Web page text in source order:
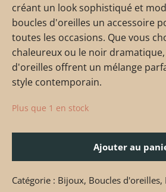
créant un look sophistiqué et
boucles d'oreilles un accessoire
toutes les occasions. Que vous
chaleureux ou le noir
d'oreilles offrent un mélange
style contemporain.
Plus que 1 en stock
Ajouter au
Catégorie : Bijoux, Boucles d'oreilles,